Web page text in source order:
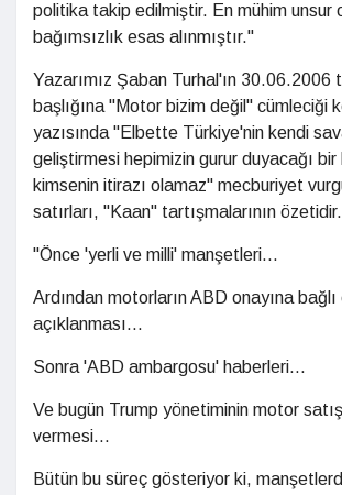
politika takip edilmiştir. En mühim unsur
bağımsızlık esas alınmıştır."
Yazarımız Şaban Turhal'ın 30.06.2006
başlığına "Motor bizim değil" cümleciği
yazısında "Elbette Türkiye'nin kendi
geliştirmesi hepimizin gurur duyacağı
kimsenin itirazı olamaz" mecburiyet
satırları, "Kaan" tartışmalarının özetidir.
"Önce 'yerli ve milli' manşetleri...
Ardından motorların ABD onayına bağlı
açıklanması...
Sonra 'ABD ambargosu' haberleri...
Ve bugün Trump yönetiminin motor
vermesi...
Bütün bu süreç gösteriyor ki,